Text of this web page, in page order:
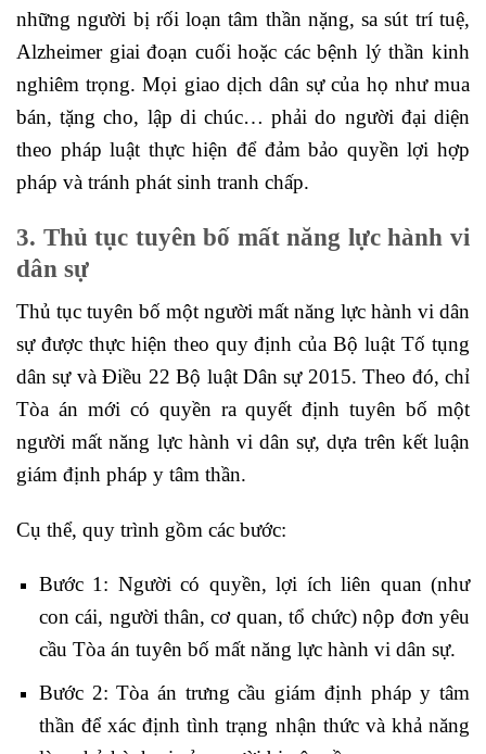
những người bị rối loạn tâm thần nặng, sa sút trí tuệ,
Alzheimer giai đoạn cuối hoặc các bệnh lý thần kinh
nghiêm trọng. Mọi giao dịch dân sự của họ như mua
bán, tặng cho, lập di chúc… phải do người đại diện
theo pháp luật thực hiện để đảm bảo quyền lợi hợp
pháp và tránh phát sinh tranh chấp.
3. Thủ tục tuyên bố mất năng lực hành vi
dân sự
Thủ tục tuyên bố một người mất năng lực hành vi dân
sự được thực hiện theo quy định của Bộ luật Tố tụng
dân sự và Điều 22 Bộ luật Dân sự 2015. Theo đó, chỉ
Tòa án mới có quyền ra quyết định tuyên bố một
người mất năng lực hành vi dân sự, dựa trên kết luận
giám định pháp y tâm thần.
Cụ thể, quy trình gồm các bước:
Bước 1: Người có quyền, lợi ích liên quan (như
con cái, người thân, cơ quan, tổ chức) nộp đơn yêu
cầu Tòa án tuyên bố mất năng lực hành vi dân sự.
Bước 2: Tòa án trưng cầu giám định pháp y tâm
thần để xác định tình trạng nhận thức và khả năng